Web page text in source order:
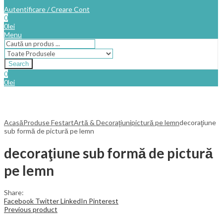
Autentificare / Creare Cont
0
0lei
Menu
Search
0
0lei
AcasăProduse FestartArtă & Decoraţiunipictură pe lemndecoraţiune
sub formă de pictură pe lemn
decoraţiune sub formă de pictură
pe lemn
Share:
Facebook TwitterLinkedIn Pinterest
Previous product